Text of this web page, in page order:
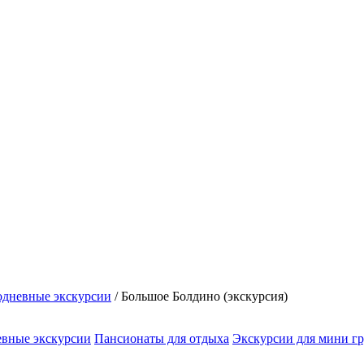
экскурсии /Большое Болдино (экскурсия)
экскурсии Пансионаты для отдыха Экскурсии для мини